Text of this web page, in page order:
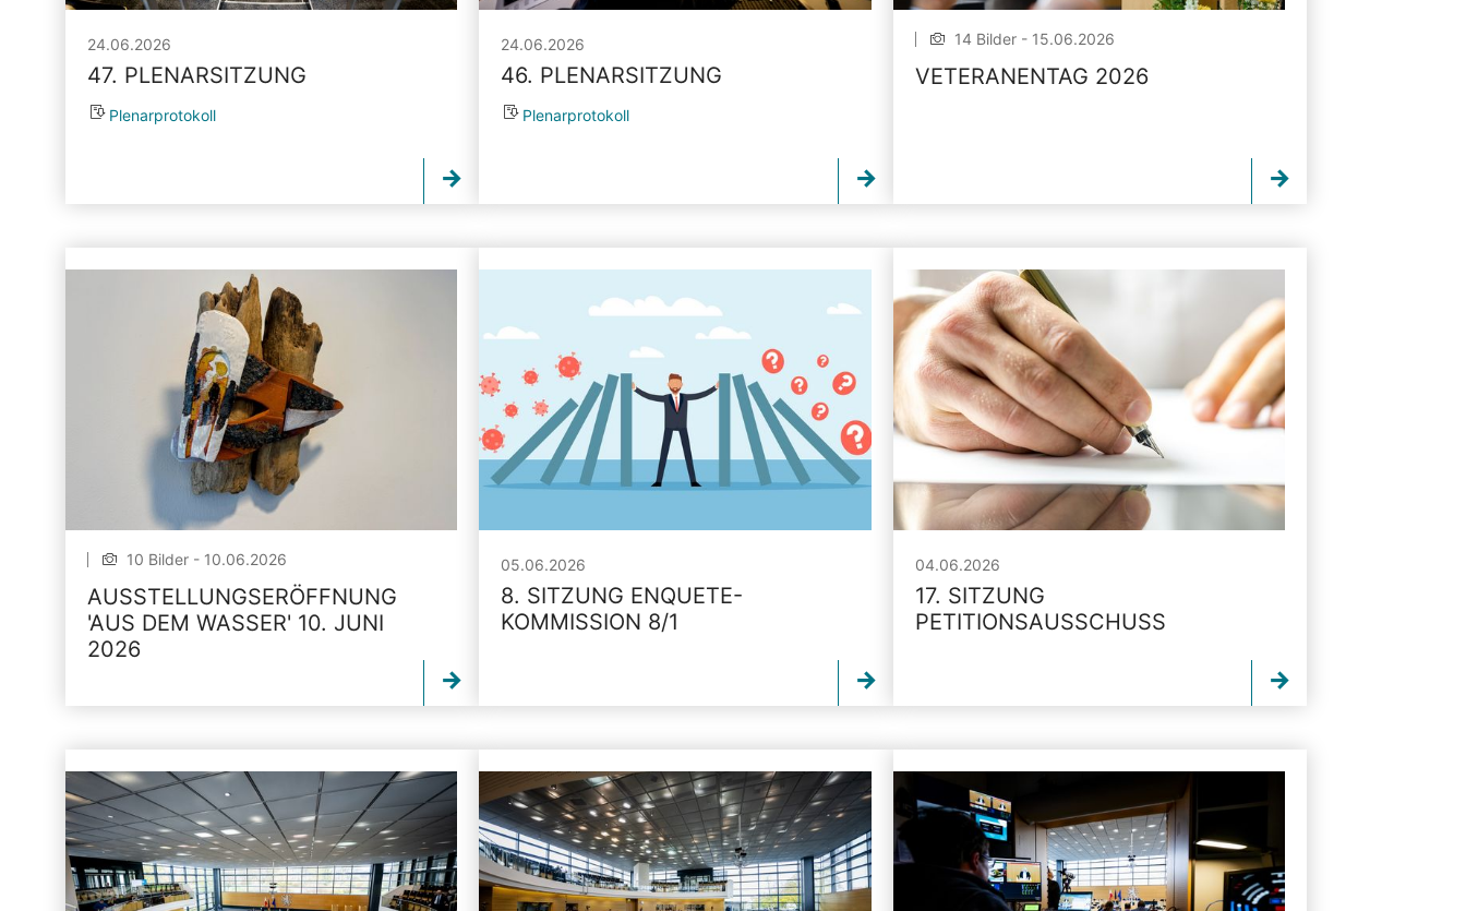
24.06.2026
47. PLENARSITZUNG
Plenarprotokoll
24.06.2026
46. PLENARSITZUNG
Plenarprotokoll
14 Bilder - 15.06.2026
VETERANENTAG 2026
10 Bilder - 10.06.2026
AUSSTELLUNGSERÖFFNUNG
'AUS DEM WASSER' 10. JUNI
2026
05.06.2026
8. SITZUNG ENQUETE-
KOMMISSION 8/1
04.06.2026
17. SITZUNG
PETITIONSAUSSCHUSS